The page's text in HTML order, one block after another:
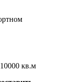
кв.м